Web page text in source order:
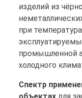
изделий из
при
промышленной
холодного
Спектр